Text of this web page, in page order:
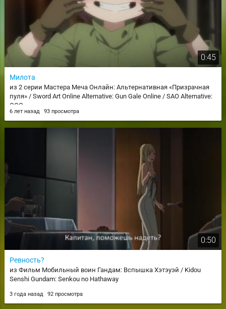
0:45
Милота
из 2 серии Мастера Меча Онлайн: Альтернативная «Призрачная
пуля» / Sword Art Online Alternative: Gun Gale Online / SAO Alternative:
GGO
6 лет назад 93 просмотра
0:50
Ревность?
из Фильм Мобильный воин Гандам: Вспышка Хэтэуэй / Kidou
Senshi Gundam: Senkou no Hathaway
3 года назад 92 просмотра